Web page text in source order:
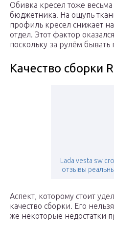
Обивка кресел тоже
бюджетника. На ощупь
профиль кресел снижает
отдел. Этот фактор
поскольку за рулём бывать
Качество сборки
Lada vesta sw
отзывы
Аспект, которому стоит
качество сборки. Его
же некоторые недостатки